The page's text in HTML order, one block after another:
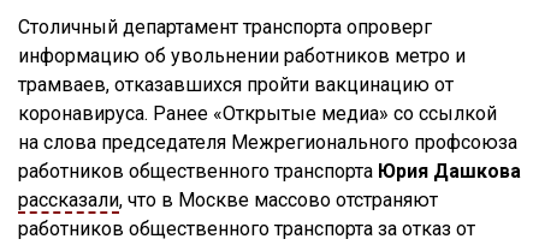
Столичный департамент транспорта опроверг
информацию об увольнении работников метро и
трамваев, отказавшихся пройти вакцинацию от
коронавируса. Ранее «Открытые медиа» со ссылкой
на слова председателя Межрегионального профсоюза
работников общественного транспорта Юрия Дашкова
рассказали, что в Москве массово отстраняют
работников общественного транспорта за отказ от